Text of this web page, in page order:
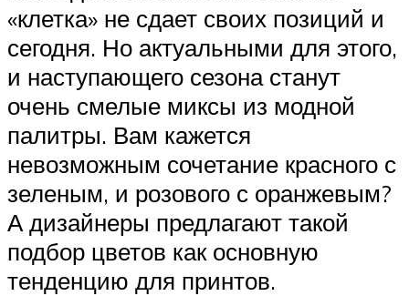
«клетка» не сдает своих позиций и
сегодня. Но актуальными для этого,
и наступающего сезона станут
очень смелые миксы из модной
палитры. Вам кажется
невозможным сочетание красного с
зеленым, и розового с оранжевым?
А дизайнеры предлагают такой
подбор цветов как основную
тенденцию для принтов.